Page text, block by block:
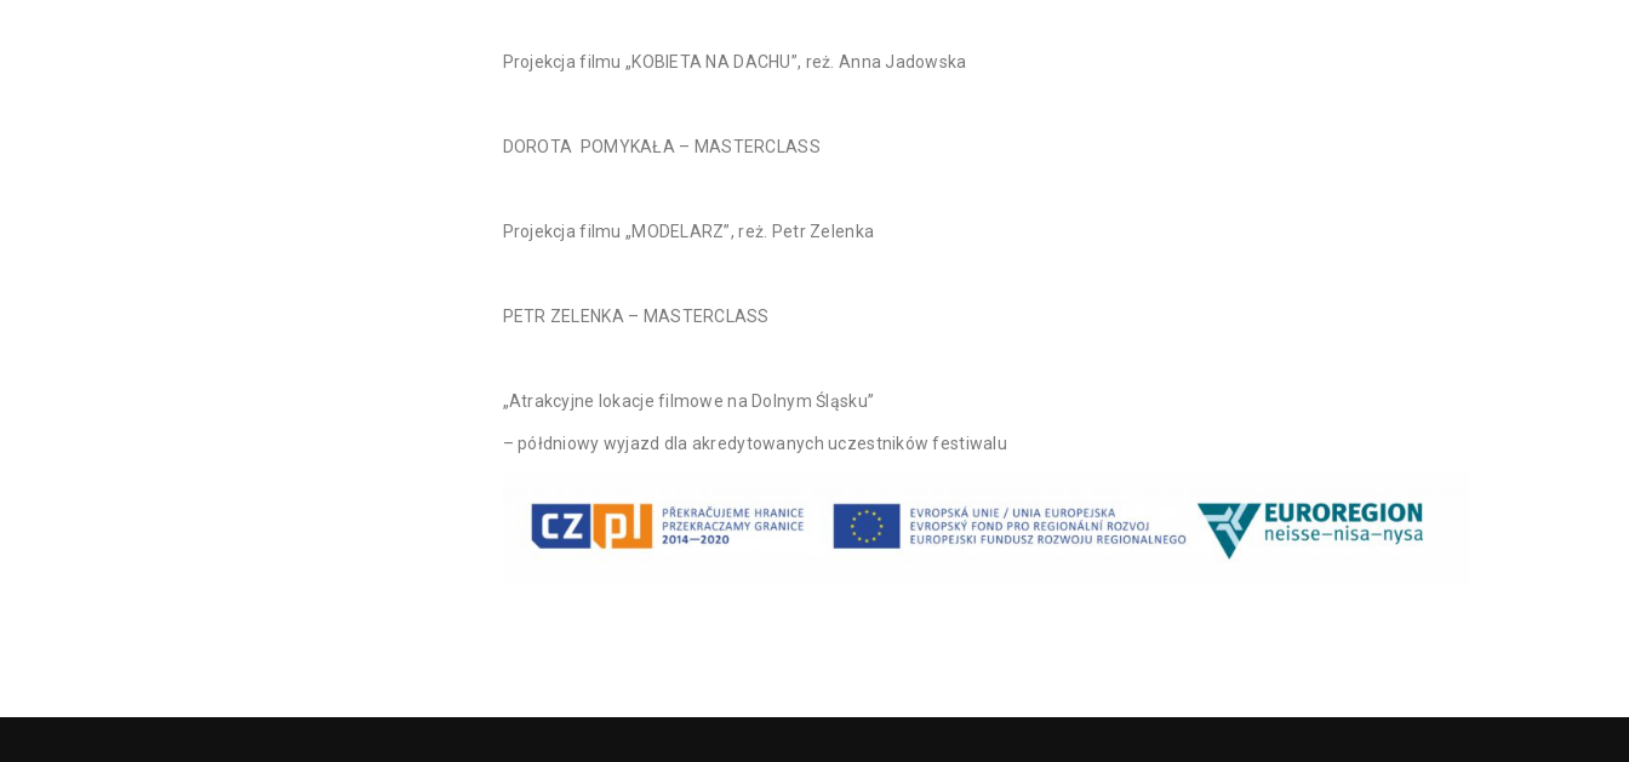
Projekcja filmu „KOBIETA NA DACHU”, reż. Anna Jadowska
DOROTA POMYKAŁA – MASTERCLASS
Projekcja filmu „MODELARZ”, reż. Petr Zelenka
PETR ZELENKA – MASTERCLASS
„Atrakcyjne lokacje filmowe na Dolnym Śląsku”
– półdniowy wyjazd dla akredytowanych uczestników festiwalu